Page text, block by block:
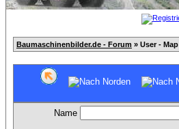
Baumaschinenbilder.de - Forum » User - Map
Name